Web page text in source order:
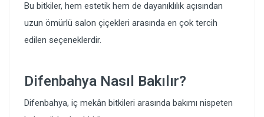
Bu bitkiler, hem estetik hem de dayanıklılık açısından
uzun ömürlü salon çiçekleri arasında en çok tercih
edilen seçeneklerdir.
Difenbahya Nasıl Bakılır?
Difenbahya, iç mekân bitkileri arasında bakımı nispeten